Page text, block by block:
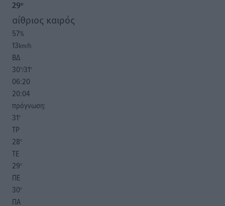
29°
αίθριος καιρός
57%
13km/h
ΒΔ
30°/31°
06:20
20:04
πρόγνωση:
31°
ΤΡ
28°
ΤΕ
29°
ΠΕ
30°
ΠΑ